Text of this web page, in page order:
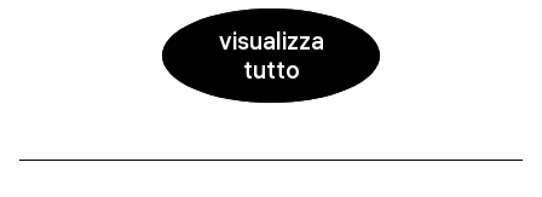
visualizza
tutto